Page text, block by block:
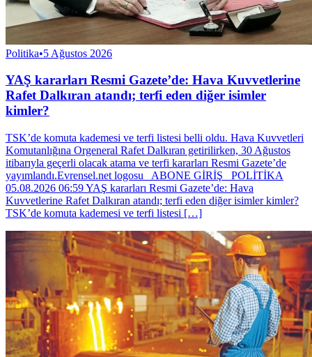
Politika•5 Ağustos 2026
YAŞ kararları Resmi Gazete’de: Hava Kuvvetlerine
Rafet Dalkıran atandı; terfi eden diğer isimler
kimler?
TSK’de komuta kademesi ve terfi listesi belli oldu. Hava Kuvvetleri
Komutanlığına Orgeneral Rafet Dalkıran getirilirken, 30 Ağustos
itibarıyla geçerli olacak atama ve terfi kararları Resmi Gazete’de
yayımlandı.Evrensel.net logosu ABONE GİRİŞ POLİTİKA
05.08.2026 06:59 YAŞ kararları Resmi Gazete’de: Hava
Kuvvetlerine Rafet Dalkıran atandı; terfi eden diğer isimler kimler?
TSK’de komuta kademesi ve terfi listesi […]